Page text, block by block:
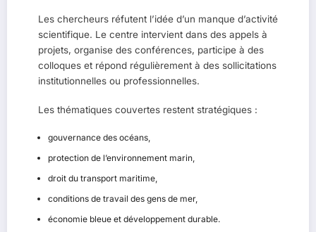
Les chercheurs réfutent l’idée d’un manque d’activité
scientifique. Le centre intervient dans des appels à
projets, organise des conférences, participe à des
colloques et répond régulièrement à des sollicitations
institutionnelles ou professionnelles.
Les thématiques couvertes restent stratégiques :
gouvernance des océans,
protection de l’environnement marin,
droit du transport maritime,
conditions de travail des gens de mer,
économie bleue et développement durable.